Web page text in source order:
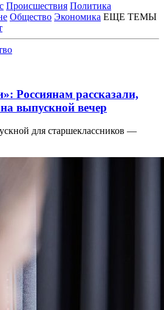
Происшествия Политика
Общество Экономика ЕЩЕ ТЕМЫ
Россиянам рассказали,
выпускной вечер
для старшеклассников —